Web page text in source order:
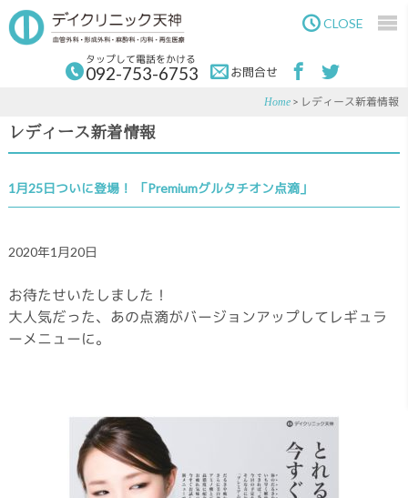
to
main
content
to
primary
sidebar
タップして電話をかける
092-753-6753 お問合せ
CLOSE
Home > レディース新着情報
レディース新着情報
1月25日ついに登場！ 「Premiumグルタチオン点滴」
2020年1月20日
お待たせいたしました！
大人気だった、あの点滴がバージョンアップしてレギュラ
ーメニューに。